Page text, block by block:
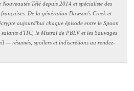
Télé depuis 2014 et spécialiste des
De la génération Dawson's Creek et
aujourd'hui chaque épisode entre le Spoon
d'ITC, le Mistral de PBLV et les Sauvages
— résumés, spoilers et indiscrétions au rendez-